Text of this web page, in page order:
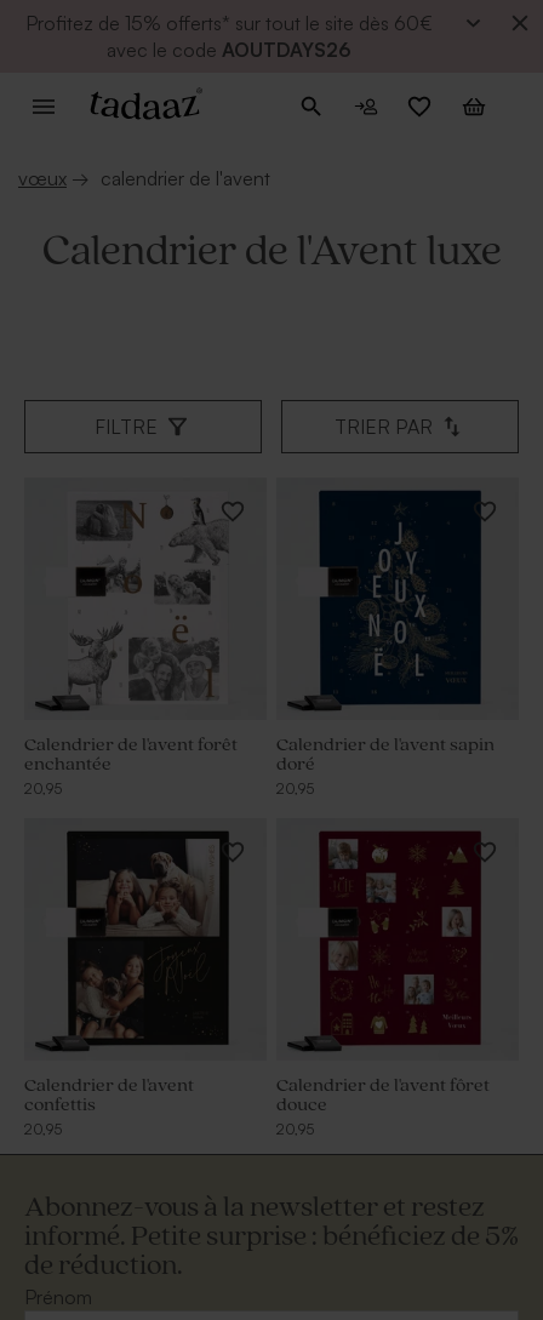
Profitez de 15% offerts* sur tout le site dès 60€
avec le code AOUTDAYS26
vœux → calendrier de l'avent
Calendrier de l'Avent luxe
FILTRE TRIER PAR
Calendrier de l'avent forêt
enchantée
20,95
Calendrier de l'avent sapin
doré
20,95
Calendrier de l'avent
confettis
20,95
Calendrier de l'avent fôret
douce
20,95
Abonnez-vous à la newsletter et restez
informé. Petite surprise : bénéficiez de 5%
de réduction.
Prénom